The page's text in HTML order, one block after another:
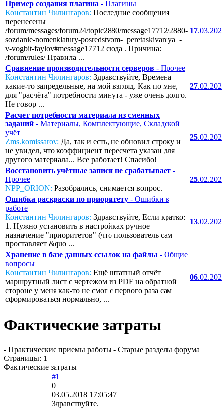
Пример создания плагина - Плагины
Константин Чилингаров: Последние сообщения
перенесены
/forum/messages/forum24/topic2880/message17712/2880-
sozdanie-nomenklatury-posredstvom-_peretaskivaniya_-
v-vogbit-faylov#message17712 сюда . Причина:
/forum/rules/ Правила ...
17
Сравнение производительности серверов - Прочее
Константин Чилингаров: Здравствуйте, Времена
какие-то запредельные, на мой взгляд. Как по мне,
для "расчёта" потребности минута - уже очень долго.
Не говор ...
27
Расчет потребности материала из сменных
заданий - Материалы, Комплектующие, Складской
учёт
Zms.komissarov: Да, так и есть, не обновил строку и
не увидел, что коэффициент пересчета указан для
другого материала... Все работает! Спасибо!
25
Восстановить учётные записи не срабатывает -
Прочее
NPP_ORION: Разобрались, снимается вопрос.
25
Ошибка раскраски по приоритету - Ошибки в
работе
Константин Чилингаров: Здравствуйте, Если кратко:
1. Нужно установить в настройках ручное
назначение "приоритетов" (что пользователь сам
проставляет &quo ...
13
Хранение в базе данных ссылок на файлы - Общие
вопросы
Константин Чилингаров: Ещё штатный отчёт
маршрутный лист с чертежом из PDF на обратной
стороне у меня как-то не смог с первого раза сам
сформироваться нормально, ...
06
Фактические затраты
- Практические приемы работы - Старые разделы форума
Страницы: 1
Фактические затраты
#1
0
03.05.2018 17:05:47
Здравствуйте.